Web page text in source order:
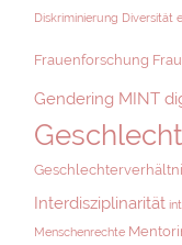
Diskriminierung Diversität
Frauenforschung
Gendering MINT
Interdisziplinarität
Menschenrechte